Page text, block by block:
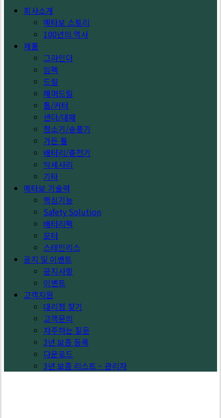
회사소개
메타보 스토리
100년의 역사
제품
그라인더
임팩
드릴
해머드릴
톱/커터
샌더/대패
청소기/송풍기
가든 툴
배터리/충전기
악세사리
기타
메타보 기술력
핵심기능
Safety Solution
배터리팩
모터
스테인리스
공지 및 이벤트
공지사항
이벤트
고객지원
대리점 찾기
고객문의
자주하는 질문
3년 보증 등록
다운로드
3년 보증 리스트 – 관리자